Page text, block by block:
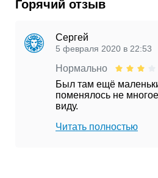
Горячий отзыв
Сергей
5 февраля 2020 в 22:53
Нормально
Был там ещё
поменялось не
виду.
Читать полностью